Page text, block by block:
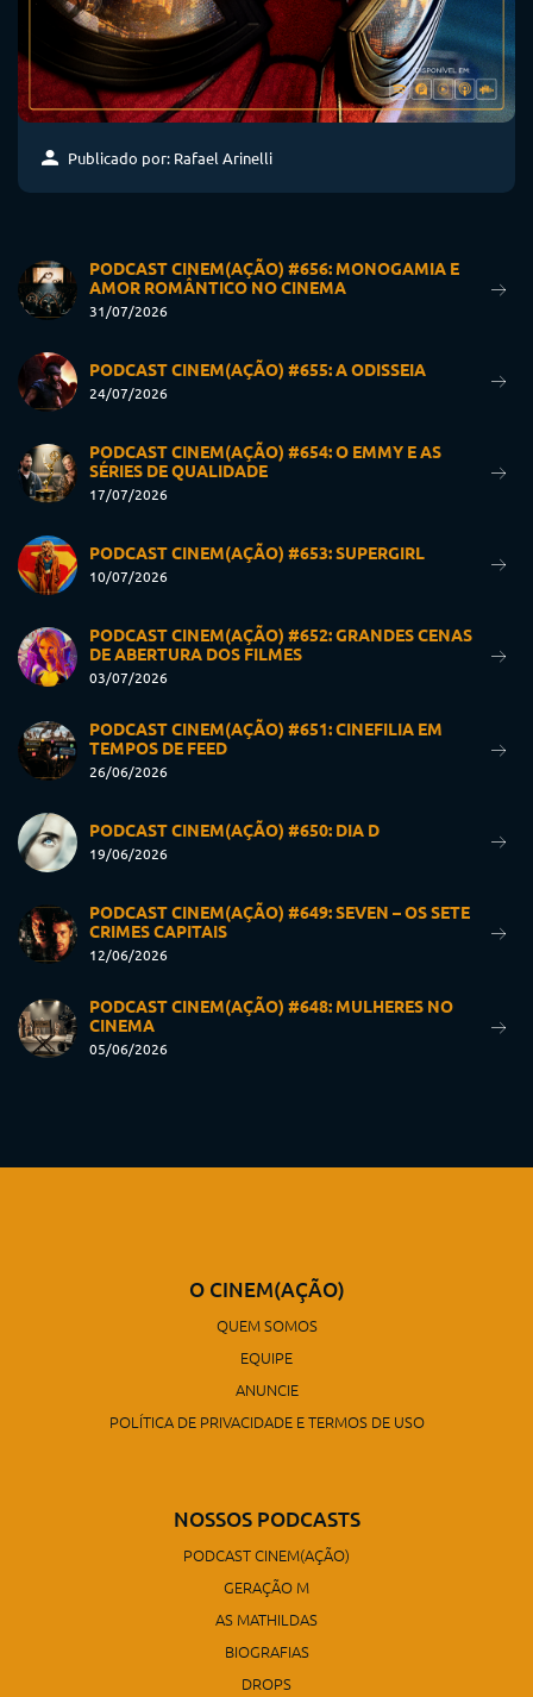
Publicado por: Rafael Arinelli
PODCAST CINEM(AÇÃO) #656: MONOGAMIA E
AMOR ROMÂNTICO NO CINEMA
31/07/2026
PODCAST CINEM(AÇÃO) #655: A ODISSEIA
24/07/2026
PODCAST CINEM(AÇÃO) #654: O EMMY E AS
SÉRIES DE QUALIDADE
17/07/2026
PODCAST CINEM(AÇÃO) #653: SUPERGIRL
10/07/2026
PODCAST CINEM(AÇÃO) #652: GRANDES CENAS
DE ABERTURA DOS FILMES
03/07/2026
PODCAST CINEM(AÇÃO) #651: CINEFILIA EM
TEMPOS DE FEED
26/06/2026
PODCAST CINEM(AÇÃO) #650: DIA D
19/06/2026
PODCAST CINEM(AÇÃO) #649: SEVEN – OS SETE
CRIMES CAPITAIS
12/06/2026
PODCAST CINEM(AÇÃO) #648: MULHERES NO
CINEMA
05/06/2026
O CINEM(AÇÃO)
QUEM SOMOS
EQUIPE
ANUNCIE
POLÍTICA DE PRIVACIDADE E TERMOS DE USO
NOSSOS PODCASTS
PODCAST CINEM(AÇÃO)
GERAÇÃO M
AS MATHILDAS
BIOGRAFIAS
DROPS